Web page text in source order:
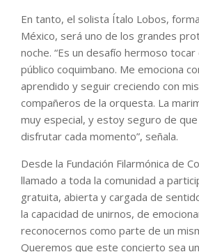
En tanto, el solista Ítalo Lobos,
México, será uno de los grandes
noche. “Es un desafío hermoso
público coquimbano. Me emociona
aprendido y seguir creciendo con
compañeros de la orquesta. La
muy especial, y estoy seguro de que
disfrutar cada momento”, señala.
Desde la Fundación Filarmónica de
llamado a toda la comunidad a
gratuita, abierta y cargada de
la capacidad de unirnos, de
reconocernos como parte de un
Queremos que este concierto sea